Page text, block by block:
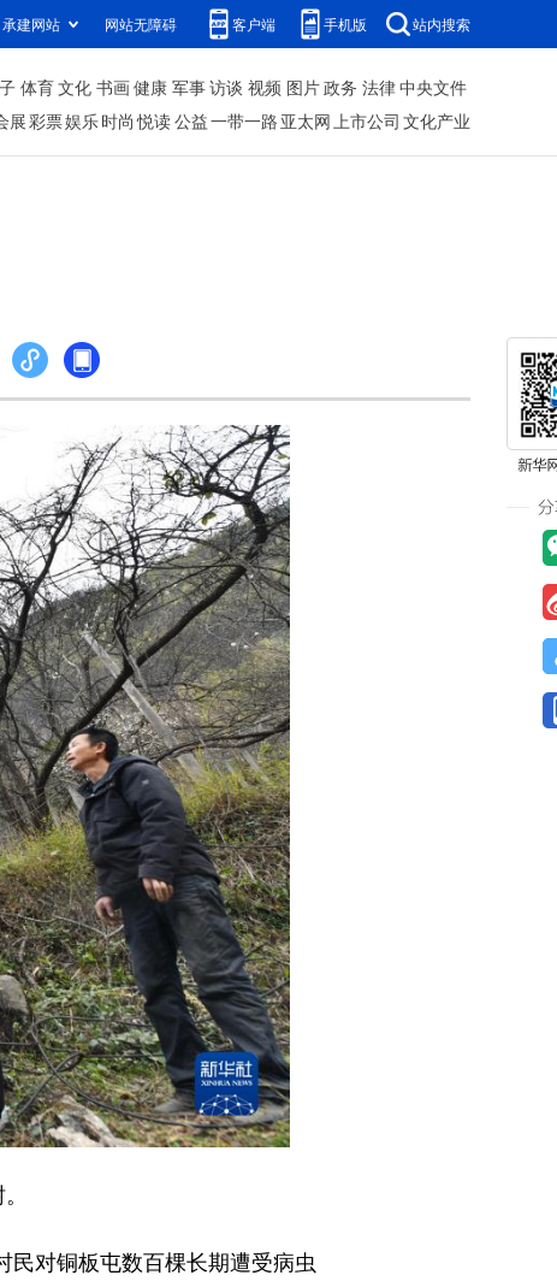
承建网站 网站无障碍 客户端 手机版 站内搜索
体育文化 书画健康 军事访谈 视频 图片政务 法律中央文件
展彩票娱乐时尚 悦读公益一带一路 亚太网上市公司 文化产业
对铜板屯数百棵长期遭受病虫